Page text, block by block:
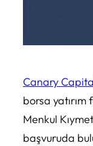
Canary
borsa
Menkul
başvuruda